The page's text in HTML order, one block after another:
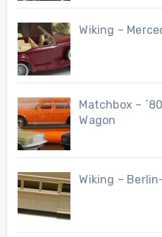
Wiking –
Matchbox –
Wagon
Wiking –